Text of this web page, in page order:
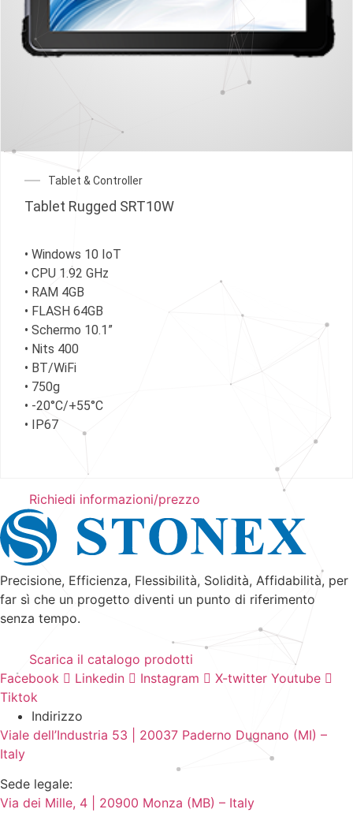
Tablet & Controller
Tablet Rugged SRT10W
• Windows 10 IoT
• CPU 1.92 GHz
• RAM 4GB
• FLASH 64GB
• Schermo 10.1”
• Nits 400
• BT/WiFi
• 750g
• -20°C/+55°C
• IP67
Richiedi informazioni/prezzo
Precisione, Efficienza, Flessibilità, Solidità, Affidabilità, per
far sì che un progetto diventi un punto di riferimento
senza tempo.
Scarica il catalogo prodotti
Facebook
Linkedin Instagram X-twitter Youtube
Tiktok
Indirizzo
Viale dell’Industria 53 | 20037 Paderno Dugnano (MI) –
Italy
Sede legale:
Via dei Mille, 4 | 20900 Monza (MB) – Italy